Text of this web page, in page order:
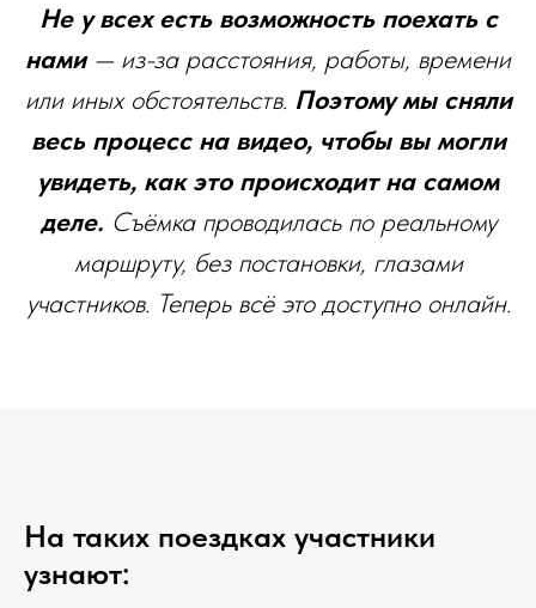
Не у всех есть возможность поехать с
нами— из-за расстояния, работы, времени
или иных обстоятельств. Поэтому мы сняли
весь процесс на видео, чтобы вы могли
увидеть, как это происходит на самом
деле. Съёмка проводилась по реальному
маршруту, без постановки, глазами
участников. Теперь всё это доступно онлайн.
На таких поездках участники
узнают: